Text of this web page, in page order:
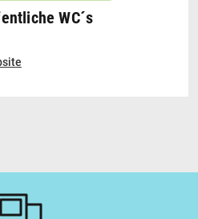
WC´s